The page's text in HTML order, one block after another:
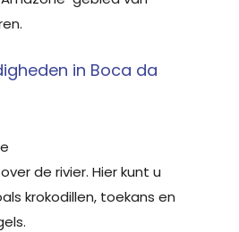
in Boca da
de rivier. Hier kunt u
krokodillen, toekans en